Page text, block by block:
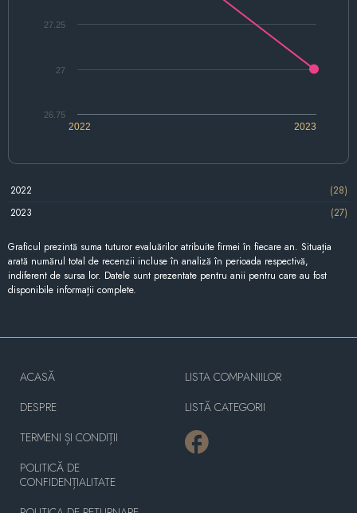
2022 2023
26.75
27
27.25
2022
(28)
2023
(27)
Graficul prezintă suma tuturor evaluărilor atribuite firmei în fiecare an. Situația
arată numărul total de recenzii incluse în analiză în perioada respectivă,
indiferent de sursa lor. Datele sunt prezentate pentru anii pentru care au fost
disponibile informații complete.
ACASĂ
DESPRE
TERMENI ȘI CONDIȚII
POLITICĂ DE
CONFIDENȚIALITATE
LISTA COMPANIILOR
LISTĂ CATEGORII